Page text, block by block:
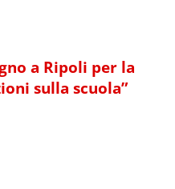
a Ripoli per la
sulla scuola”